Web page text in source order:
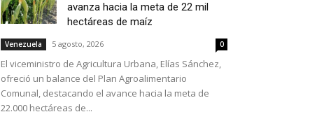
avanza hacia la meta de 22 mil
hectáreas de maíz
Venezuela 5 agosto, 2026 0
El viceministro de Agricultura Urbana, Elías Sánchez,
ofreció un balance del Plan Agroalimentario
Comunal, destacando el avance hacia la meta de
22.000 hectáreas de...